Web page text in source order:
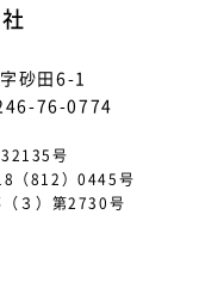
砂田6-1
76-0774
号
（812）0445号
３）第2730号